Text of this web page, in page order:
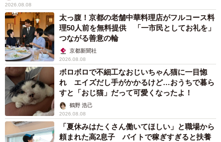
2026.08.08
太っ腹！京都の老舗中華料理店がフルコース料
理50人前を無料提供 「一市民としてお礼を」
つながる善意の輪
京都新聞社
2026.08.08
ボロボロで不細工なおじいちゃん猫に一目惚
れ エイズだし手がかかるけど…おうちで暮ら
すと「おじ猫」だって可愛くなったよ！
鶴野 浩己
2026.08.08
「夏休みはたくさん働いてほしい」と職場から
頼まれた高2息子 バイトで稼ぎすぎると扶養